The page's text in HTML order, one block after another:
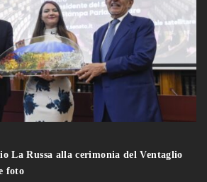
La Russa alla cerimonia del Ventaglio
foto